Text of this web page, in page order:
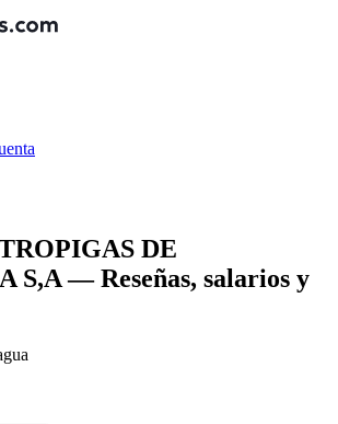
DE
S,A— Reseñas, salarios y